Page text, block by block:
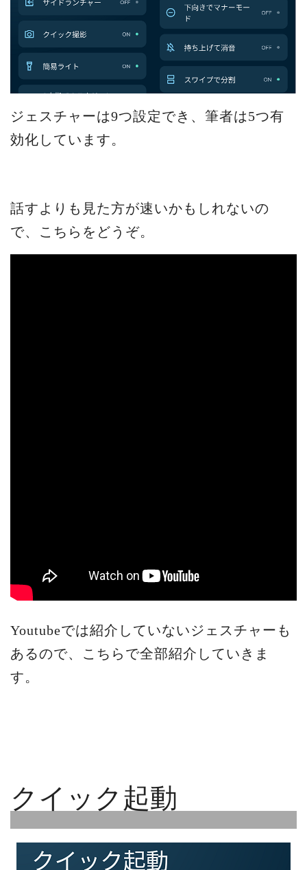
ジェスチャーは9つ設定でき、筆者は5つ有
効化しています。
話すよりも見た方が速いかもしれないの
で、こちらをどうぞ。
Youtubeでは紹介していないジェスチャーも
あるので、こちらで全部紹介していきま
す。
クイック起動